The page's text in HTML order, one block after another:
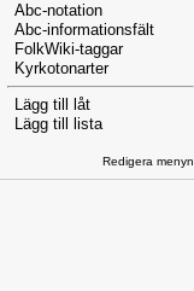
Abc-notation
Abc-informationsfält
FolkWiki-taggar
Kyrkotonarter
Lägg till låt
Lägg till lista
Redigera menyn